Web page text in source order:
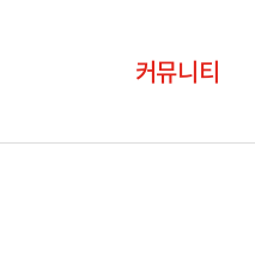
커뮤니티